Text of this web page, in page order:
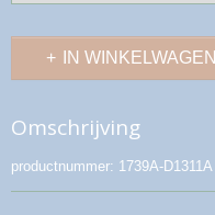
IN WINKELWAGEN
Omschrijving
productnummer: 1739A-D1311A